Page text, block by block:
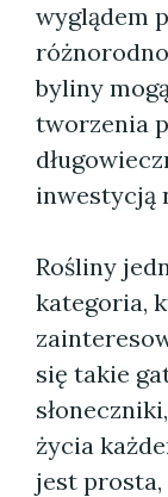
wyglądem
byliny
tworzenia
inwestycją
Rośliny
kategoria,
się takie
życia
jest